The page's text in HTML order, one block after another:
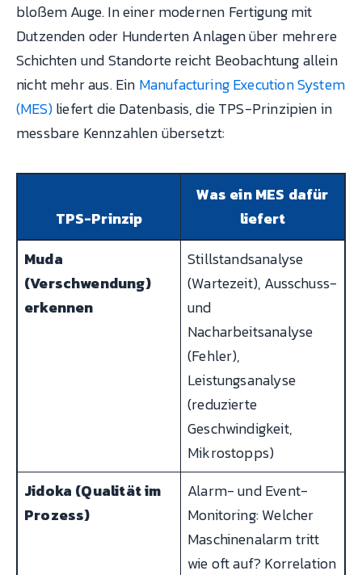
bloßem Auge. In einer modernen Fertigung mit
Dutzenden oder Hunderten Anlagen über mehrere
Schichten und Standorte reicht Beobachtung allein
nicht mehr aus. Ein Manufacturing Execution System
(MES)liefert die Datenbasis, die TPS-Prinzipien in
messbare Kennzahlen übersetzt:
TPS-Prinzip
Was ein MES dafür
liefert
Muda
(Verschwendung)
erkennen
Stillstandsanalyse
(Wartezeit), Ausschuss-
und
Nacharbeitsanalyse
(Fehler),
Leistungsanalyse
(reduzierte
Geschwindigkeit,
Mikrostopps)
Jidoka (Qualität im
Prozess)
Alarm- und Event-
Monitoring: Welcher
Maschinenalarm tritt
wie oft auf? Korrelation